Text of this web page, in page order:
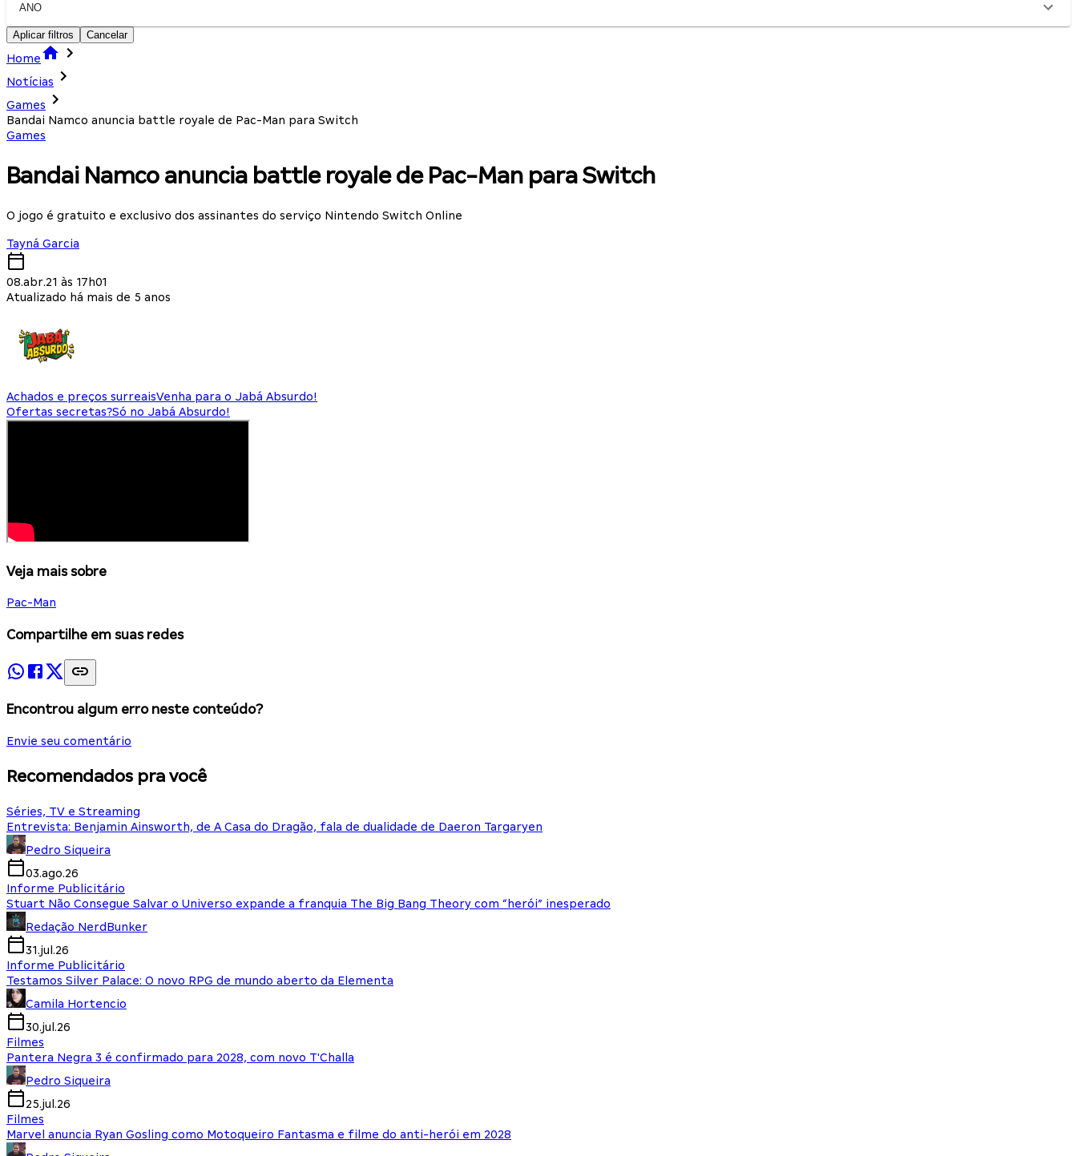
ANO
Aplicar filtros Cancelar
Home
Notícias
Games
Bandai Namco anuncia battle royale de Pac-Man para Switch
Games
Bandai Namco anuncia battle royale de Pac-Man para Switch
O jogo é gratuito e exclusivo dos assinantes do serviço Nintendo Switch Online
Tayná Garcia
08.abr.21 às 17h01
Atualizado há mais de 5 anos
Achados e preços surreaisVenha para o Jabá Absurdo!
Ofertas secretas?Só no Jabá Absurdo!
Veja mais sobre
Pac-Man
Compartilhe em suas redes
Encontrou algum erro neste conteúdo?
Envie seu comentário
Recomendados pra você
Séries, TV e Streaming
Entrevista: Benjamin Ainsworth, de A Casa do Dragão, fala de dualidade de Daeron Targaryen
Pedro Siqueira
03.ago.26
Informe Publicitário
Stuart Não Consegue Salvar o Universo expande a franquia The Big Bang Theory com “herói” inesperado
Redação NerdBunker
31.jul.26
Informe Publicitário
Testamos Silver Palace: O novo RPG de mundo aberto da Elementa
Camila Hortencio
30.jul.26
Filmes
Pantera Negra 3 é confirmado para 2028, com novo T'Challa
Pedro Siqueira
25.jul.26
Filmes
Marvel anuncia Ryan Gosling como Motoqueiro Fantasma e filme do anti-herói em 2028